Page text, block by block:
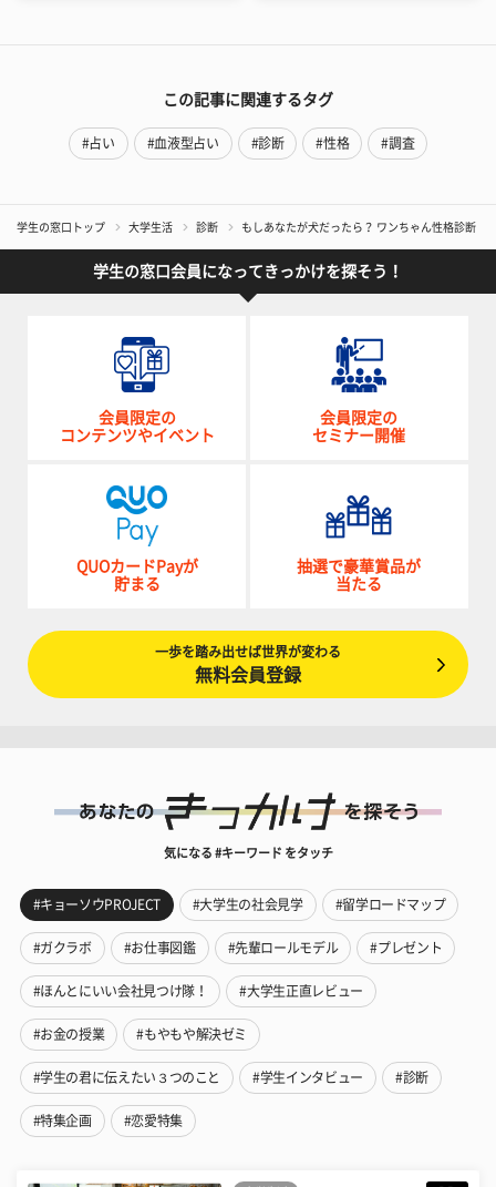
この記事に関連するタグ
#占い #血液型占い #診断 #性格 #調査
学生の窓口トップ 大学生活 診断 もしあなたが犬だったら？ ワンちゃん性格診断
学生の窓口会員になってきっかけを探そう！
会員限定の
コンテンツやイベント
会員限定の
セミナー開催
QUOカードPayが
貯まる
抽選で豪華賞品が
当たる
一歩を踏み出せば世界が変わる
無料会員登録
気になる #キーワード をタッチ
#キョーソウPROJECT #大学生の社会見学 #留学ロードマップ
#ガクラボ #お仕事図鑑 #先輩ロールモデル #プレゼント
#ほんとにいい会社見つけ隊！ #大学生正直レビュー
#お金の授業 #もやもや解決ゼミ
#学生の君に伝えたい３つのこと #学生インタビュー #診断
#特集企画 #恋愛特集